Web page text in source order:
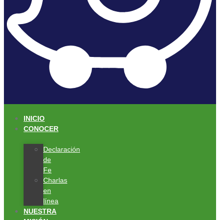
INICIO
CONOCER
Declaración
de
Fe
Charlas
en
línea
NUESTRA